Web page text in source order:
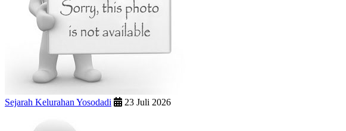
Sejarah Kelurahan Yosodadi 23 Juli 2026